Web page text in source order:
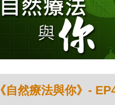
《自然療法與你》-